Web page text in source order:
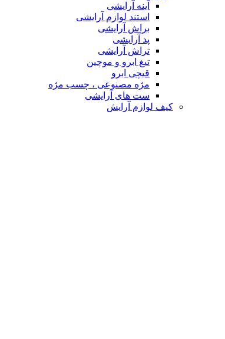
آینه آرایشی
استند لوازم آرایشی
براش آرایشی
پد آرایشی
تراش آرایشی
تیغ ابرو و موچین
قیچی ابرو
مژه مصنوعی ، چسب مژه
ست های آرایشی
کیف لوازم آرایش